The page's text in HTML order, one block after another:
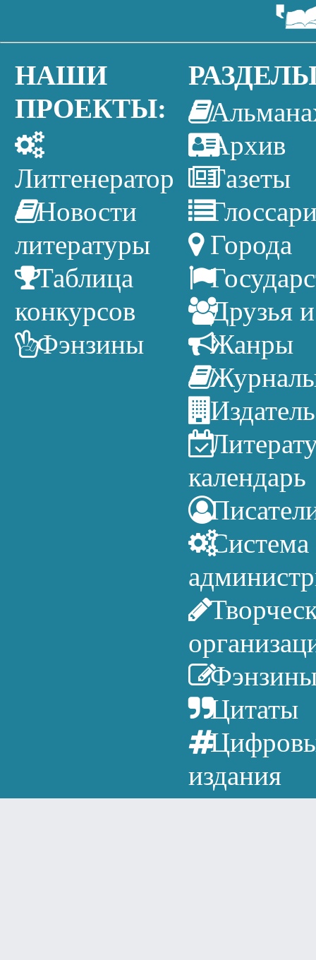
НАШИ
ПРОЕКТЫ:
Литгенератор
Новости
литературы
Таблица
конкурсов
Фэнзины
Архив
Газеты
Города
Друзья
Жанры
календарь
Система
Цитаты
издания